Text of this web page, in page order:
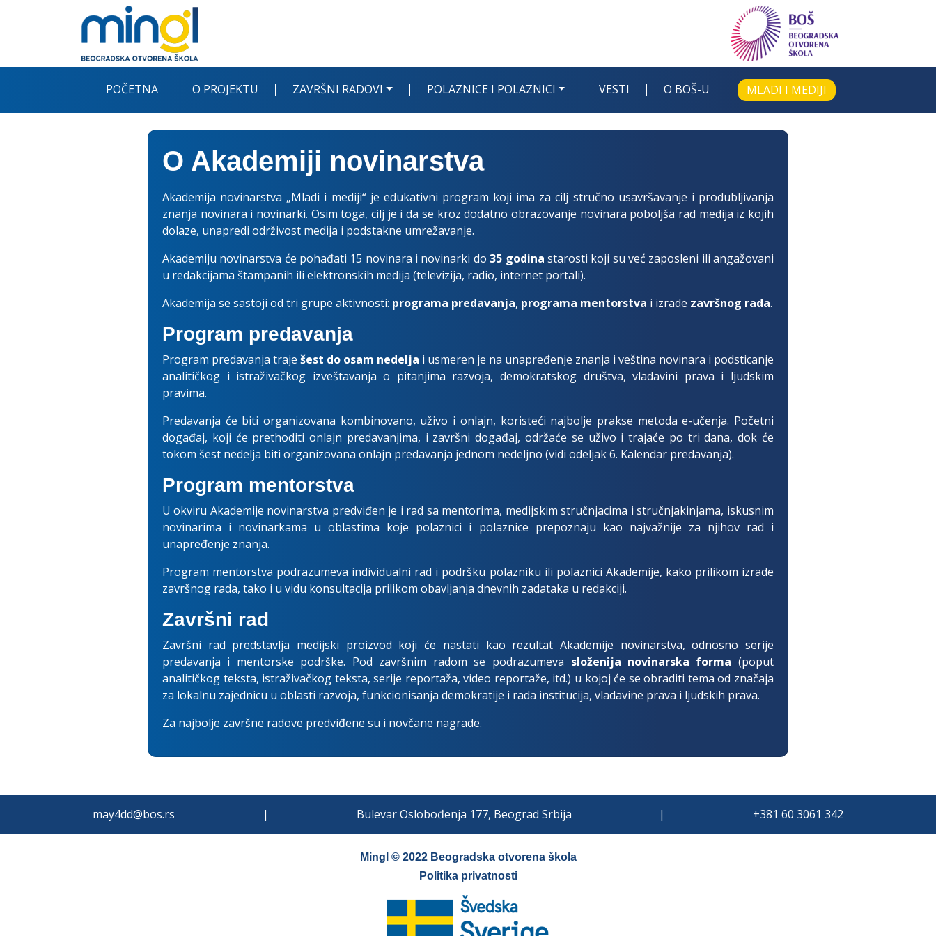
POČETNA O PROJEKTU ZAVRŠNI RADOVI POLAZNICE I POLAZNICI VESTI O BOŠ-U MLADI I MEDIJI
O Akademiji novinarstva
Akademija novinarstva „Mladi i mediji“ je edukativni program koji ima za cilj stručno usavršavanje i produbljivanja
znanja novinara i novinarki. Osim toga, cilj je i da se kroz dodatno obrazovanje novinara poboljša rad medija iz kojih
dolaze, unapredi održivost medija i podstakne umrežavanje.
Akademiju novinarstva će pohađati 15 novinara i novinarki do35 godina starosti koji su već zaposleni ili angažovani
u redakcijama štampanih ili elektronskih medija (televizija, radio, internet portali).
Akademija se sastoji od tri grupe aktivnosti: programa predavanja, programa mentorstva i izrade završnog rada.
Program predavanja
Program predavanja traje šest do osam nedelja i usmeren je na unapređenje znanja i veština novinara i podsticanje
analitičkog i istraživačkog izveštavanja o pitanjima razvoja, demokratskog društva, vladavini prava i ljudskim
pravima.
Predavanja će biti organizovana kombinovano, uživo i onlajn, koristeći najbolje prakse metoda e-učenja. Početni
događaj, koji će prethoditi onlajn predavanjima, i završni događaj, održaće se uživo i trajaće po tri dana, dok će
tokom šest nedelja biti organizovana onlajn predavanja jednom nedeljno (vidi odeljak 6. Kalendar predavanja).
Program mentorstva
U okviru Akademije novinarstva predviđen je i rad sa mentorima, medijskim stručnjacima i stručnjakinjama, iskusnim
novinarima i novinarkama u oblastima koje polaznici i polaznice prepoznaju kao najvažnije za njihov rad i
unapređenje znanja.
Program mentorstva podrazumeva individualni rad i podršku polazniku ili polaznici Akademije, kako prilikom izrade
završnog rada, tako i u vidu konsultacija prilikom obavljanja dnevnih zadataka u redakciji.
Završni rad
Završni rad predstavlja medijski proizvod koji će nastati kao rezultat Akademije novinarstva, odnosno serije
predavanja i mentorske podrške. Pod završnim radom se podrazumeva složenija novinarska forma (poput
analitičkog teksta, istraživačkog teksta, serije reportaža, video reportaže, itd.) u kojoj će se obraditi tema od značaja
za lokalnu zajednicu u oblasti razvoja, funkcionisanja demokratije i rada institucija, vladavine prava i ljudskih prava.
Za najbolje završne radove predviđene su i novčane nagrade.
may4dd@bos.rs | Bulevar Oslobođenja 177, Beograd Srbija | +381 60 3061 342
Mingl © 2022 Beogradska otvorena škola
Politika privatnosti